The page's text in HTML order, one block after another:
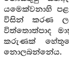
යමෙක්වනාහි
විසින් කරණ
විත්තොත්පාද
කරුණක්
නොලබන්නේය.